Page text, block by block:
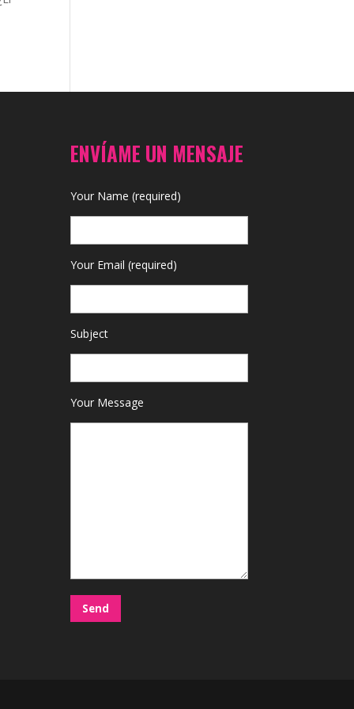
ENVÍAME UN MENSAJE
Your Name (required)
Your Email (required)
Subject
Your Message